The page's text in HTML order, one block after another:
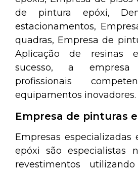
de pintura epóxi,
estacionamentos,
quadras, Empresa de
Aplicação de resinas
sucesso, a
profissionais
equipamentos inovadores.
Empresa de pinturas
Empresas
epóxi são especialistas
revestimentos